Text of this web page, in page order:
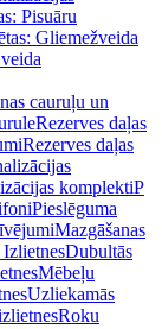
Pisuāru
Gliemežveida
cauruļu un
Rezerves daļas
Rezerves daļas
komplektiP
Pieslēguma
Mazgāšanas
IzlietnesDubultās
Mēbeļu
Uzliekamās
Roku